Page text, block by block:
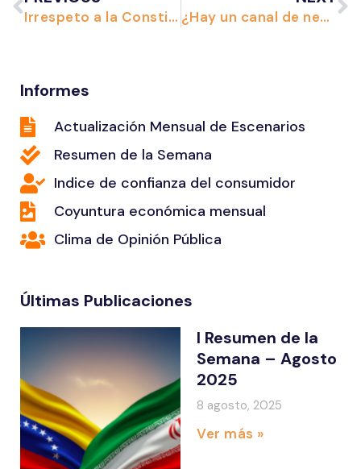
Irrespeto a la Constitución y al déficit fiscal ¿Hay un canal de negociaciones?
Informes
Actualización Mensual de Escenarios
Resumen de la Semana
Indice de confianza del consumidor
Coyuntura económica mensual
Clima de Opinión Pública
Últimas Publicaciones
I Resumen de la
Semana – Agosto
2025
8 agosto, 2025
Ver más »